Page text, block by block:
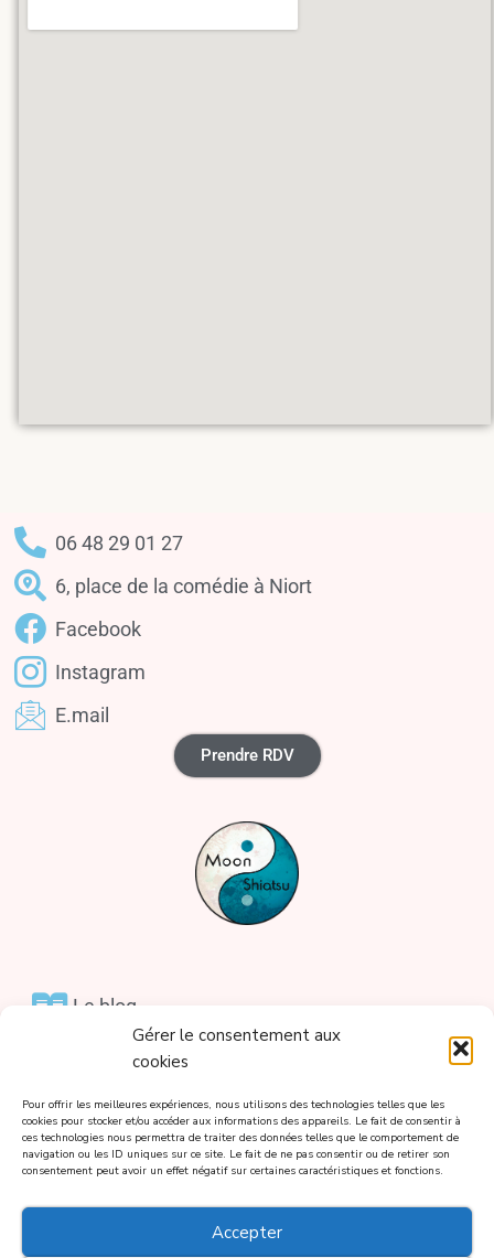
Gérer le consentement aux
cookies
Pour offrir les meilleures expériences, nous utilisons des technologies telles que les
cookies pour stocker et/ou accéder aux informations des appareils. Le fait de consentir à
ces technologies nous permettra de traiter des données telles que le comportement de
navigation ou les ID uniques sur ce site. Le fait de ne pas consentir ou de retirer son
consentement peut avoir un effet négatif sur certaines caractéristiques et fonctions.
Accepter
06 48 29 01 27
6, place de la comédie à Niort
Facebook
Instagram
E.mail
Prendre RDV
Le blog
Le Shiatsu
Prestations et tarifs
La diététique chinoise